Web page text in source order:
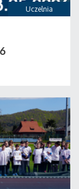
Uczelnia